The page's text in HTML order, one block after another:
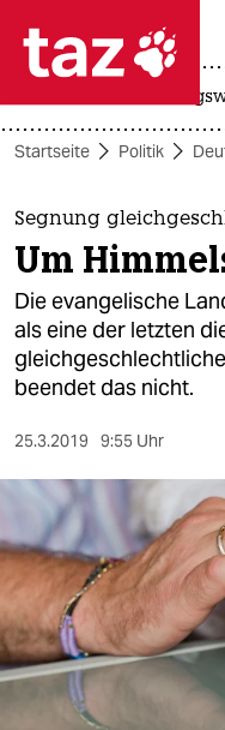
 taz
themen
politik
öko
gesellschaft
kultur
sport
berlin
nord
wahrheit
verlag
Startseite Politik
Segnung
Um
Die evangelische
als eine der letzten
beendet das nicht.
25.3.2019 9:55 Uhr